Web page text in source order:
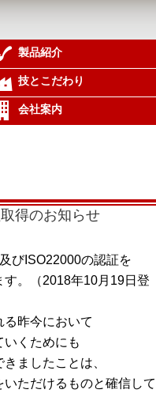
製品紹介
技とこだわり
会社案内
得のお知らせ
びISO22000の認証を
。（2018年10月19日登
昨今において
くためにも
ましたことは、
ただけるものと確信して